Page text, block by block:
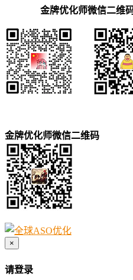
金牌优化师微信二维
金牌优化师微信二维码
×
请登录